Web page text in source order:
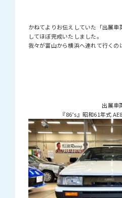
かねてよりお伝えしていた「出展
してほぼ完成いたしました。
我々が富山から横浜へ連れて行くの
出展車
『86’s』昭和61年式